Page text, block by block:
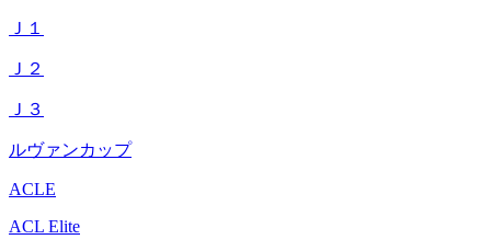
Ｊ１
Ｊ２
Ｊ３
ルヴァンカップ
ACLE
ACL Elite